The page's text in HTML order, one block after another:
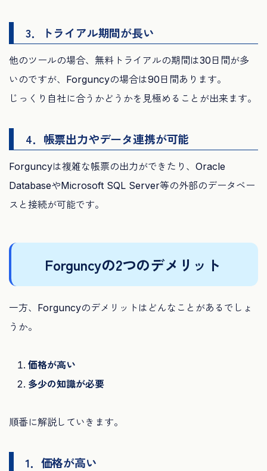
3．トライアル期間が長い
他のツールの場合、無料トライアルの期間は30日間が多
いのですが、Forguncyの場合は90日間あります。
じっくり自社に合うかどうかを見極めることが出来ます。
4．帳票出力やデータ連携が可能
Forguncyは複雑な帳票の出力ができたり、Oracle
DatabaseやMicrosoft SQL Server等の外部のデータベー
スと接続が可能です。
Forguncyの2つのデメリット
一方、Forguncyのデメリットはどんなことがあるでしょ
うか。
価格が高い
多少の知識が必要
順番に解説していきます。
1．価格が高い